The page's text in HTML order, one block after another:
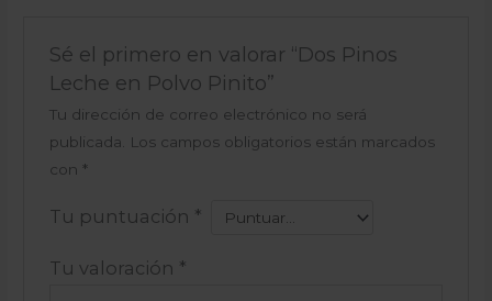
Sé el primero en valorar “Dos Pinos
Leche en Polvo Pinito”
Tu dirección de correo electrónico no será
publicada. Los campos obligatorios están marcados
con *
Tu puntuación *
Tu valoración *